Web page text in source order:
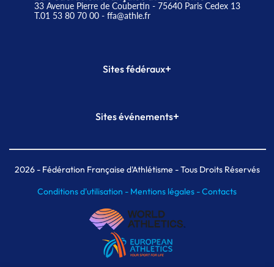
33 Avenue Pierre de Coubertin - 75640 Paris Cedex 13
T.01 53 80 70 00- ffa@athle.fr
Sites fédéraux+
Plateforme Formation
Sites événements+
Meeting de Paris indoor
MAIF Ekiden de Paris
2026- Fédération Française d'Athlétisme - Tous Droits Réservés
Conditions d'utilisation - Mentions légales -Contacts